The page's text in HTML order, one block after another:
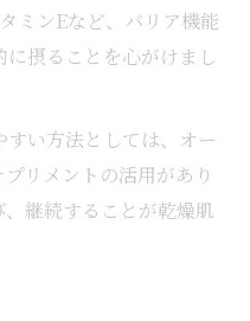
ミンEなど、バリア機能
摂ることを心がけまし
い方法としては、オー
リメントの活用があり
継続することが乾燥肌